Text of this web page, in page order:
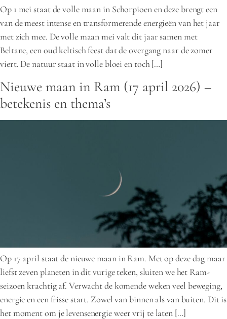
Op 1 mei staat de volle maan in Schorpioen en deze brengt een
van de meest intense en transformerende energieën van het jaar
met zich mee. De volle maan mei valt dit jaar samen met
Beltane, een oud keltisch feest dat de overgang naar de zomer
viert. De natuur staat in volle bloei en toch […]
Nieuwe maan in Ram (17 april 2026) –
betekenis en thema’s
Op 17 april staat de nieuwe maan in Ram. Met op deze dag maar
liefst zeven planeten in dit vurige teken, sluiten we het Ram-
seizoen krachtig af. Verwacht de komende weken veel beweging,
energie en een frisse start. Zowel van binnen als van buiten. Dit is
het moment om je levensenergie weer vrij te laten […]